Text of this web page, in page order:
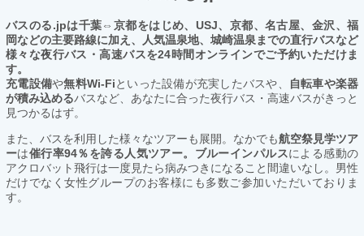
バスのる.jpは千葉⇔京都をはじめ、USJ、京都、名古屋、金沢、福
岡などの主要路線に加え、人気温泉地、城崎温泉までの直行バスなど
様々な夜行バス・高速バスを24時間オンラインでご予約いただけま
す。
充電設備や無料Wi-Fiといった設備が充実したバスや、
自転車や楽器
が積み込めるバスなど、あなたに合った夜行バス・高速バスがきっと
見つかるはず。
また、バスを利用した様々なツアーも展開。なかでも航空祭見学ツア
ーは催行率94％を誇る人気ツアー。ブルーインパルスによる感動の
アクロバット飛行は一度見たら病みつきになること間違いなし。男性
だけでなく女性グループのお客様にも多数ご参加いただいておりま
す。